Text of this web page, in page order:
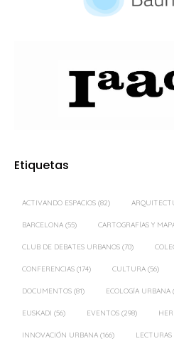
Etiquetas
ACTIVANDO ESPACIOS (82)
BARCELONA (55) CARTOGRAFÍAS Y
CLUB DE DEBATES URBANOS (70)
CONFERENCIAS (174) CULTURA (56)
DOCUMENTOS (81) ECOLOGÍA URBANA
EUSKADI (56) EVENTOS (298)
INNOVACIÓN URBANA (166) LECTURAS